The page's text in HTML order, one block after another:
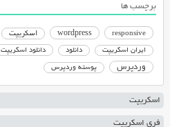
برچسب ها
responsive
wordpress اسکریپت
ایران اسکریپت دانلود دانلود اسکریپت
وردپرس پوسته وردپرس
اسکریپت
فری اسکریپت